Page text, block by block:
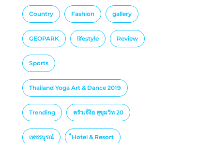
Country Fashion gallery
GEOPARK lifestyle Review
Sports
Thailand Yoga Art & Dance 2019
Trending ครัวเจ๊ง้อ สุขุมวิท 20
เพชรบูรณ์ ็Hotel & Resort